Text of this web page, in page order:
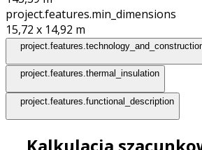
project.features.min_dimensions
15,72 x 14,92 m
project.features.thermal_insulation
project.features.functional_description
Kalkulacja